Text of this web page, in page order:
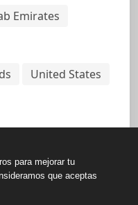
Emirates
United States
para mejorar tu
que aceptas